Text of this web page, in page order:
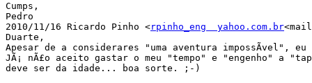
Cumps,
Pedro
2010/11/16 Ricardo Pinho <rpinho_eng  yahoo.com.br
Duarte,
Apesar de a considerares "uma aventura impossÃ­vel", eu
JÃ¡ nÃ£o aceito gastar o meu "tempo" e "engenho" a
deve ser da idade... boa sorte. ;-)